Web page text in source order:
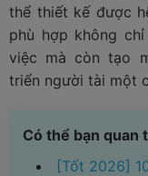
thể thiết kế được
phù hợp không
việc mà còn tạo
triển người tài một
Có thể bạn quan
[Tốt 2026]